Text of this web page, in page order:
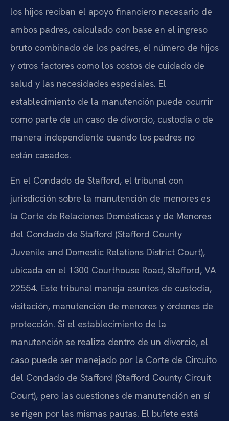
los hijos reciban el apoyo financiero necesario de
ambos padres, calculado con base en el ingreso
bruto combinado de los padres, el número de hijos
y otros factores como los costos de cuidado de
salud y las necesidades especiales. El
establecimiento de la manutención puede ocurrir
como parte de un caso de divorcio, custodia o de
manera independiente cuando los padres no
están casados.
En el Condado de Stafford, el tribunal con
jurisdicción sobre la manutención de menores es
la Corte de Relaciones Domésticas y de Menores
del Condado de Stafford (Stafford County
Juvenile and Domestic Relations District Court),
ubicada en el 1300 Courthouse Road, Stafford, VA
22554. Este tribunal maneja asuntos de custodia,
visitación, manutención de menores y órdenes de
protección. Si el establecimiento de la
manutención se realiza dentro de un divorcio, el
caso puede ser manejado por la Corte de Circuito
del Condado de Stafford (Stafford County Circuit
Court), pero las cuestiones de manutención en sí
se rigen por las mismas pautas. El bufete está